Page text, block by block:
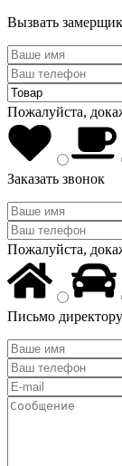
Вызвать
Пожалуйста,
Заказать звонок
Пожалуйста,
Письмо директору